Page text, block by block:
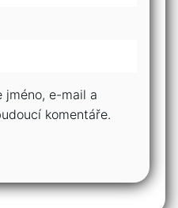
jméno, e-mail a
komentáře.